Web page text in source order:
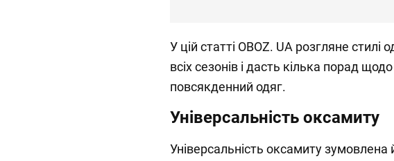
У цій статті OBOZ. UA розгляне стилі
всіх сезонів і дасть кілька порад щодо
повсякденний одяг.
Універсальність оксамиту
Універсальність оксамиту зумовлена